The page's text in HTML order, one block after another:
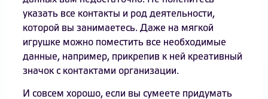
указать все контакты и род деятельности,
которой вы занимаетесь. Даже на мягкой
игрушке можно поместить все необходимые
данные, например, прикрепив к ней креативный
значок с контактами организации.
И совсем хорошо, если вы сумеете придумать